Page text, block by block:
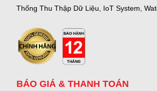
Thống Thu Thập Dữ Liệu, IoT System,
BÁO GIÁ & THANH TOÁN